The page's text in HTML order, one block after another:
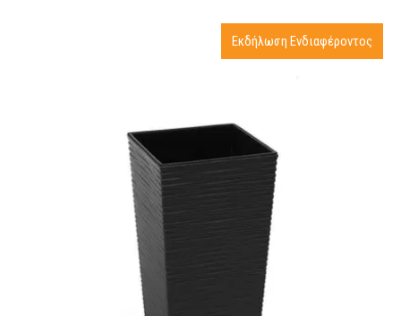
Εκδήλωση Ενδιαφέροντος